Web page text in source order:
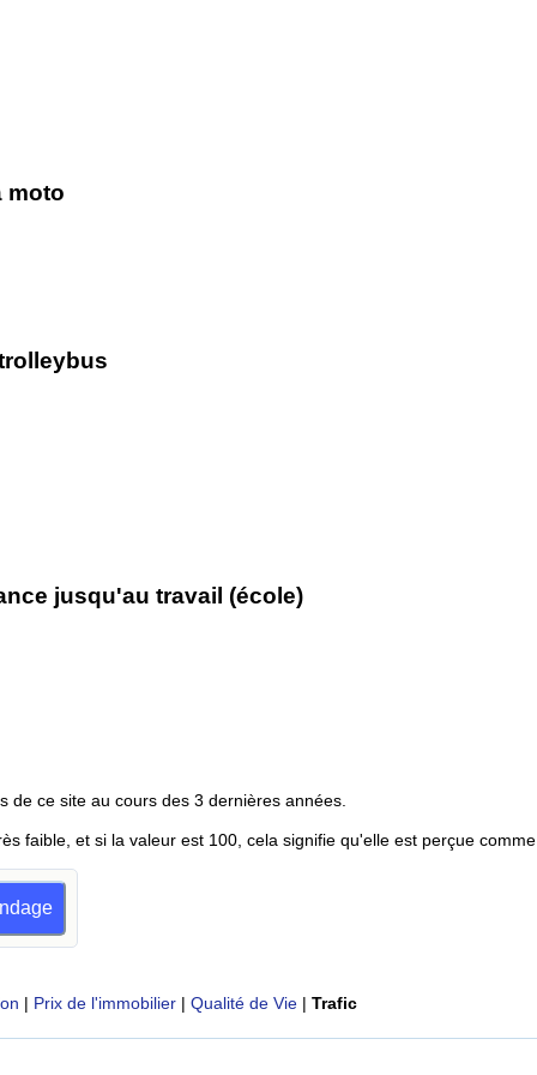
moto
jusqu'au travail (école)
de ce site au cours des 3 dernières années.
faible, et si la valeur est 100, cela signifie qu'elle est perçue
| Prix de l'immobilier | Qualité de Vie | Trafic